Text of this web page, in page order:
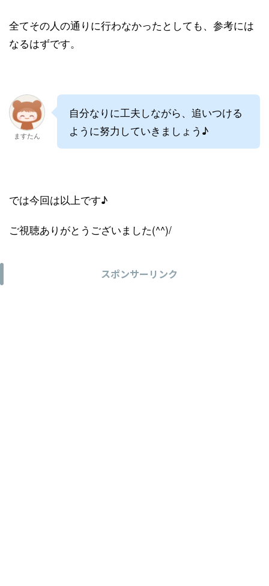
全てその人の通りに行わなかったとしても、参考には
なるはずです。
ますたん
自分なりに工夫しながら、追いつける
ように努力していきましょう♪
では今回は以上です♪
ご視聴ありがとうございました(^^)/
スポンサーリンク